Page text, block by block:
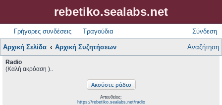
rebetiko.sealabs.net
Γρήγορες συνδέσεις Τραγούδια Σύνδεση
Αρχική Σελίδα Αρχική Συζητήσεων Αναζήτηση
Radio
(Καλή ακρόαση )..
Απευθείας:
https://rebetiko.sealabs.net/radio